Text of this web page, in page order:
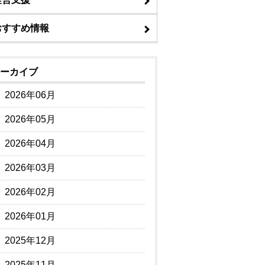
すすめ情報
カイブ
2026年06月
2026年05月
2026年04月
2026年03月
2026年02月
2026年01月
2025年12月